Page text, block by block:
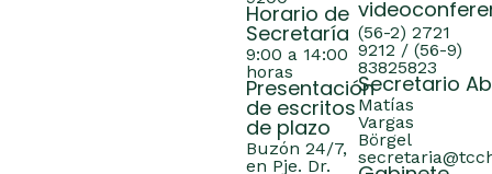
Horario de
Secretaría
9:00 a 14:00
horas
Presentación
de escritos
de plazo
Buzón 24/7,
en Pje. Dr.
(56-2) 2721
9212 / (56-9)
83825823
Secretario
Matías
Vargas
Börgel